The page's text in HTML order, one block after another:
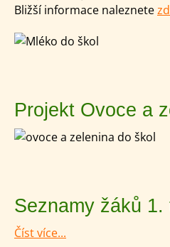
Bližší informace naleznete
Projekt Ovoce a
Seznamy žáků 1.
Číst více...